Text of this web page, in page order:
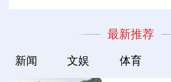
最新推荐
新闻 文娱 体育